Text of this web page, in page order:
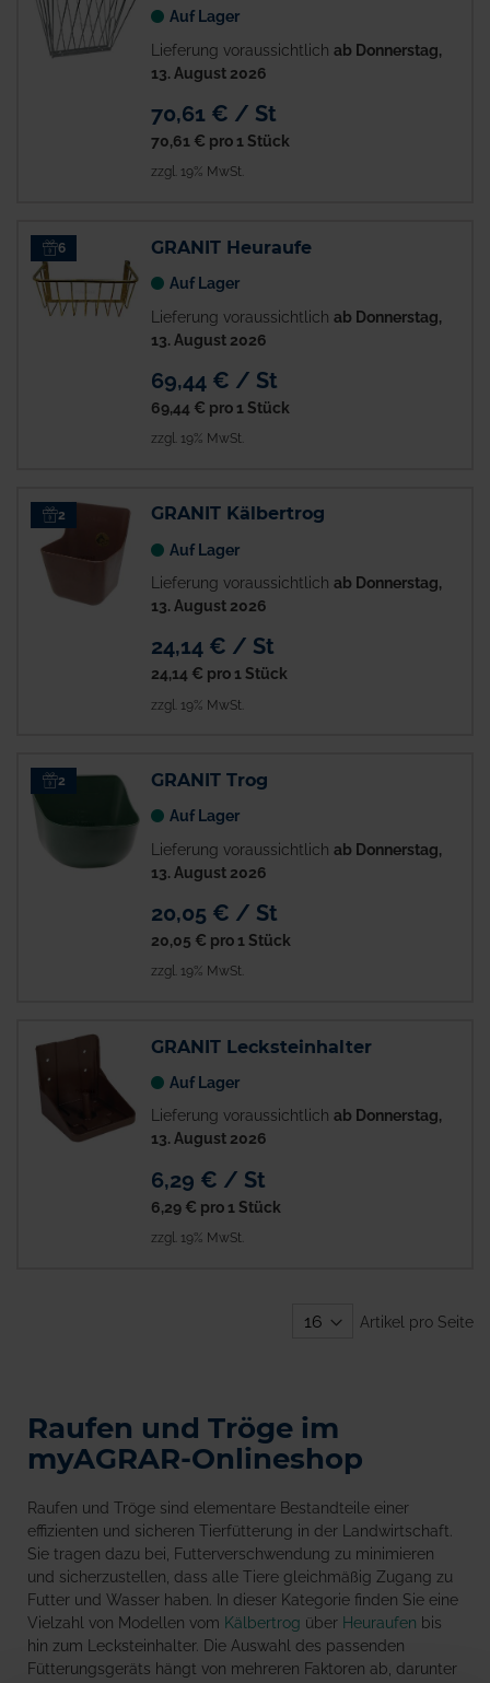
Auf Lager
Lieferung voraussichtlich ab Donnerstag,
13. August 2026
70,61 € / St
70,61 € pro 1 Stück
zzgl. 19% MwSt.
6 GRANIT Heuraufe
Auf Lager
Lieferung voraussichtlich ab Donnerstag,
13. August 2026
69,44 € / St
69,44 € pro 1 Stück
zzgl. 19% MwSt.
2 GRANIT Kälbertrog
Auf Lager
Lieferung voraussichtlich ab Donnerstag,
13. August 2026
24,14 € / St
24,14 € pro 1 Stück
zzgl. 19% MwSt.
2 GRANIT Trog
Auf Lager
Lieferung voraussichtlich ab Donnerstag,
13. August 2026
20,05 € / St
20,05 € pro 1 Stück
zzgl. 19% MwSt.
GRANIT Lecksteinhalter
Auf Lager
Lieferung voraussichtlich ab Donnerstag,
13. August 2026
6,29 € / St
6,29 € pro 1 Stück
zzgl. 19% MwSt.
Artikel pro Seite
Raufen und Tröge im
myAGRAR-Onlineshop
Raufen und Tröge sind elementare Bestandteile einer
effizienten und sicheren Tierfütterung in der Landwirtschaft.
Sie tragen dazu bei, Futterverschwendung zu minimieren
und sicherzustellen, dass alle Tiere gleichmäßig Zugang zu
Futter und Wasser haben. In dieser Kategorie finden Sie eine
Vielzahl von Modellen vom Kälbertrog über Heuraufen bis
hin zum Lecksteinhalter. Die Auswahl des passenden
Fütterungsgeräts hängt von mehreren Faktoren ab, darunter